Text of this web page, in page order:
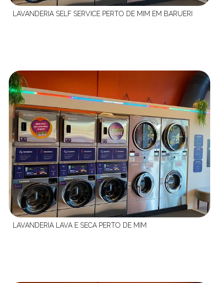
LAVANDERIA SELF SERVICE PERTO DE MIM EM BARUERI
LAVANDERIA LAVA E SECA PERTO DE MIM